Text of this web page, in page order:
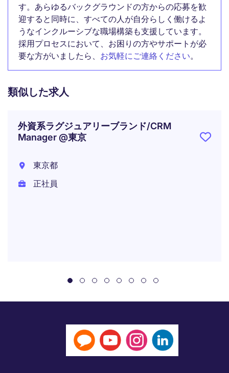
す。あらゆるバックグラウンドの方からの応募を歓
迎すると同時に、すべての人が自分らしく働けるよ
うなインクルーシブな職場構築も支援しています。
採用プロセスにおいて、お困りの方やサポートが必
要な方がいましたら、 お気軽にご連絡ください。
類似した求人
外資系ラグジュアリーブランド/CRM
Manager @東京
東京都
正社員